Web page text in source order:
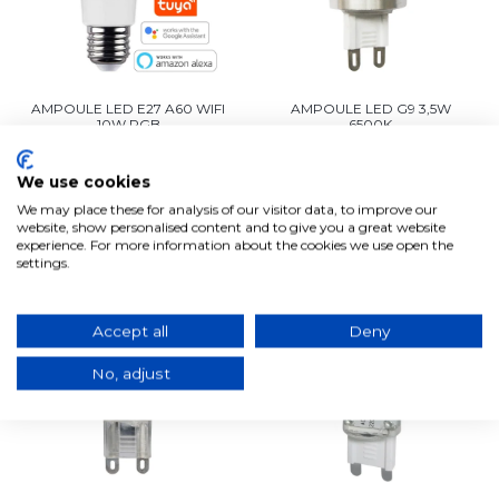
AMPOULE LED E27 A60 WIFI
10W RGB
En stock, expédition sous 2/3
jours ouvrables
Ajouter au panier
AMPOULE LED G9 3,5W
6500K
Ajouter au panier
We use cookies
We may place these for analysis of our visitor data, to improve our
website, show personalised content and to give you a great website
experience. For more information about the cookies we use open the
settings.
Accept all Deny
No, adjust